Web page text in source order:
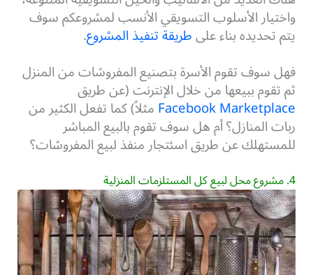
واختيار الأسلوب التسويقي الأنسب لمشروعكم سوف
يتم تحديده بناء علىطريقة تنفيذ المشروع.
فهل سوف تقوم الأسرة بتصنيع المفروشات من المنزل
ثم تقوم ببيعها من خلال الإنترنت (عن طريق
Facebook Marketplaceمثلاً) كما تفعل الكثير من
ربات المنازل؟ أم هل سوف تقوم بالبيع المباشر
للمستهلك عن طريق اسئتجار منفذ لبيع المفروشات؟
4. مشروع محل لبيع كل المستلزمات المنزلية